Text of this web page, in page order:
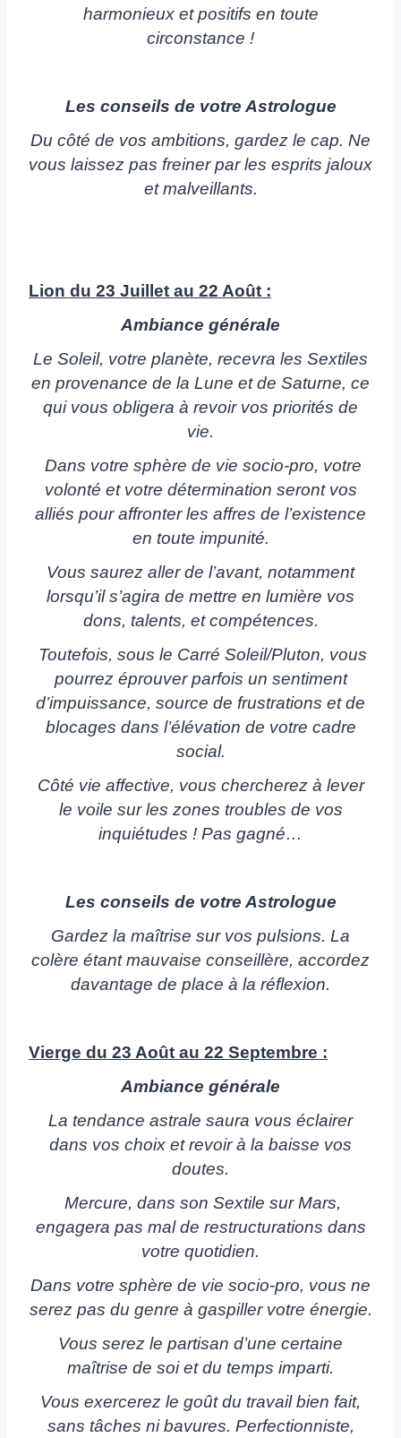
harmonieux et positifs en toute
circonstance !
Les conseils de votre Astrologue
Du côté de vos ambitions, gardez le cap. Ne
vous laissez pas freiner par les esprits jaloux
et malveillants.
Lion du 23 Juillet au 22 Août :
Ambiance générale
Le Soleil, votre planète, recevra les Sextiles
en provenance de la Lune et de Saturne, ce
qui vous obligera à revoir vos priorités de
vie.
Dans votre sphère de vie socio-pro, votre
volonté et votre détermination seront vos
alliés pour affronter les affres de l’existence
en toute impunité.
Vous saurez aller de l’avant, notamment
lorsqu’il s’agira de mettre en lumière vos
dons, talents, et compétences.
Toutefois, sous le Carré Soleil/Pluton, vous
pourrez éprouver parfois un sentiment
d’impuissance, source de frustrations et de
blocages dans l’élévation de votre cadre
social.
Côté vie affective, vous chercherez à lever
le voile sur les zones troubles de vos
inquiétudes ! Pas gagné…
Les conseils de votre Astrologue
Gardez la maîtrise sur vos pulsions. La
colère étant mauvaise conseillère, accordez
davantage de place à la réflexion.
Vierge du 23 Août au 22 Septembre :
Ambiance générale
La tendance astrale saura vous éclairer
dans vos choix et revoir à la baisse vos
doutes.
Mercure, dans son Sextile sur Mars,
engagera pas mal de restructurations dans
votre quotidien.
Dans votre sphère de vie socio-pro, vous ne
serez pas du genre à gaspiller votre énergie.
Vous serez le partisan d’une certaine
maîtrise de soi et du temps imparti.
Vous exercerez le goût du travail bien fait,
sans tâches ni bavures. Perfectionniste,